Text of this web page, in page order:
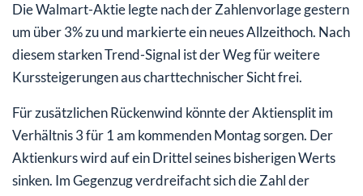
Die Walmart-Aktie legte nach der Zahlenvorlage gestern
um über 3% zu und markierte ein neues Allzeithoch. Nach
diesem starken Trend-Signal ist der Weg für weitere
Kurssteigerungen aus charttechnischer Sicht frei.
Für zusätzlichen Rückenwind könnte der Aktiensplit im
Verhältnis 3 für 1 am kommenden Montag sorgen. Der
Aktienkurs wird auf ein Drittel seines bisherigen Werts
sinken. Im Gegenzug verdreifacht sich die Zahl der